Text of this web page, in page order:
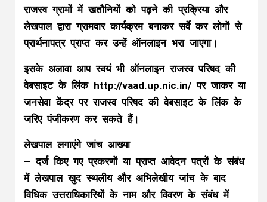
राजस्व ग्रामों में खतौनियों को पढ़ने की प्रक्रिया और
लेखपाल द्वारा ग्रामवार कार्यक्रम बनाकर सर्वे कर लोगों से
प्रार्थनापत्र प्राप्त कर उन्हें ऑनलाइन भरा जाएगा।
इसके अलावा आप स्वयं भी ऑनलाइन राजस्व परिषद की
वेबसाइट के लिंक http://vaad.up.nic.in/ पर जाकर या
जनसेवा केंद्र पर राजस्व परिषद की वेबसाइट के लिंक के
जरिए पंजीकरण कर सकते हैं।
लेखपाल लगाएंगे जांच आख्या
– दर्ज किए गए प्रकरणों या प्राप्त आवेदन पत्रों के संबंध
में लेखपाल खुद स्थलीय और अभिलेखीय जांच के बाद
विधिक उत्तराधिकारियों के नाम और विवरण के संबंध में